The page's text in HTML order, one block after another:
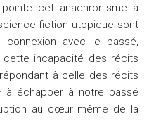
cet anachronisme à
fiction utopique sont
connexion avec le passé,
cette incapacité des récits
à celle des récits
à échapper à notre passé
au cœur même de la